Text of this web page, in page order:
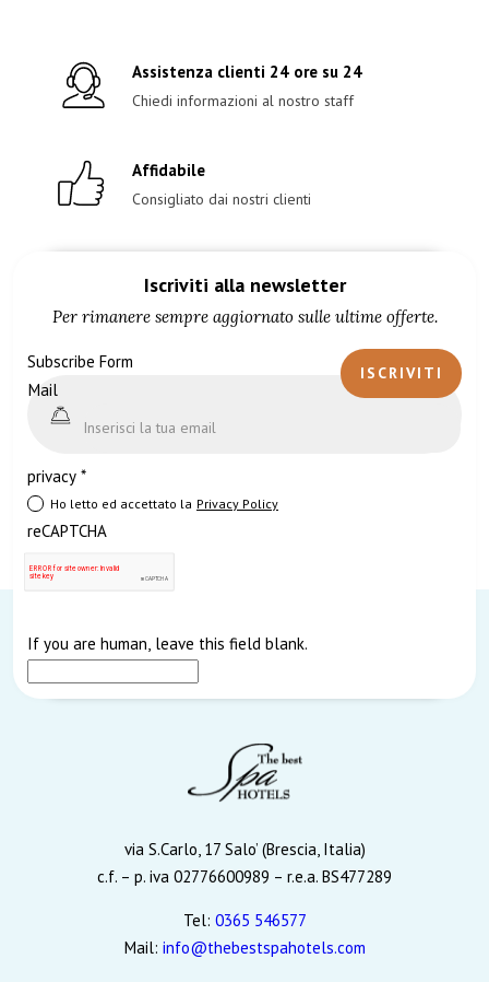
Assistenza clienti 24 ore su 24
Chiedi informazioni al nostro staff
Affidabile
Consigliato dai nostri clienti
Iscriviti alla newsletter
Per rimanere sempre aggiornato sulle ultime offerte.
Subscribe Form
Mail
privacy *
Ho letto ed accettato la Privacy Policy
reCAPTCHA
If you are human, leave this field blank.
ISCRIVITI
via S.Carlo, 17 Salo’ (Brescia, Italia)
c.f. – p. iva 02776600989 – r.e.a. BS477289
Tel: 0365 546577
Mail: info@thebestspahotels.com